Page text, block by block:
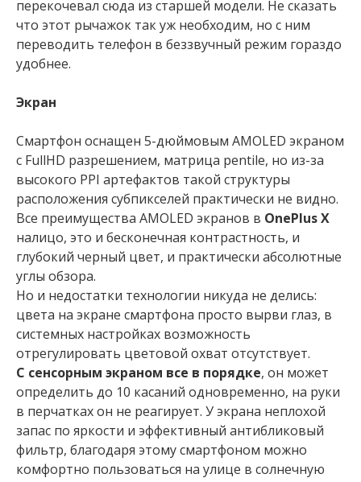
перекочевал сюда из старшей модели. Не сказать
что этот рычажок так уж необходим, но с ним
переводить телефон в беззвучный режим гораздо
удобнее.
Экран
Смартфон оснащен 5-дюймовым AMOLED экраном
с FullHD разрешением, матрица pentile, но из-за
высокого PPI артефактов такой структуры
расположения субпикселей практически не видно.
Все преимущества AMOLED экранов в OnePlus X
налицо, это и бесконечная контрастность, и
глубокий черный цвет, и практически абсолютные
углы обзора.
Но и недостатки технологии никуда не делись:
цвета на экране смартфона просто вырви глаз, в
системных настройках возможность
отрегулировать цветовой охват отсутствует.
С сенсорным экраном все в порядке, он может
определить до 10 касаний одновременно, на руки
в перчатках он не реагирует. У экрана неплохой
запас по яркости и эффективный антибликовый
фильтр, благодаря этому смартфоном можно
комфортно пользоваться на улице в солнечную